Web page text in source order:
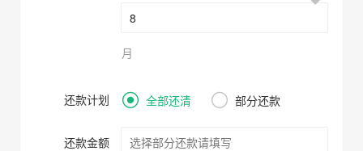
月
还款计划 全部还清 部分还款
还款金额